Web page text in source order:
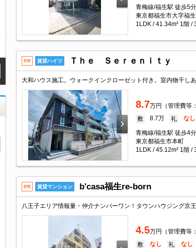
青梅線/福生駅 徒歩5分
東京都福生市大字福生
1LDK / 41.34m² 1階 /
PR 賃貸ハイツ Ｔｈｅ Ｓｅｒｅｎｉｔｙ
8.7万円（管理費等
敷 8.7万 礼 なし
青梅線/福生駅 徒歩4分
東京都福生市本町
1LDK / 45.12m² 1階 /
PR 賃貸マンション b'casa福生re-born
4.5万円（管理費等
敷 なし 礼 なし